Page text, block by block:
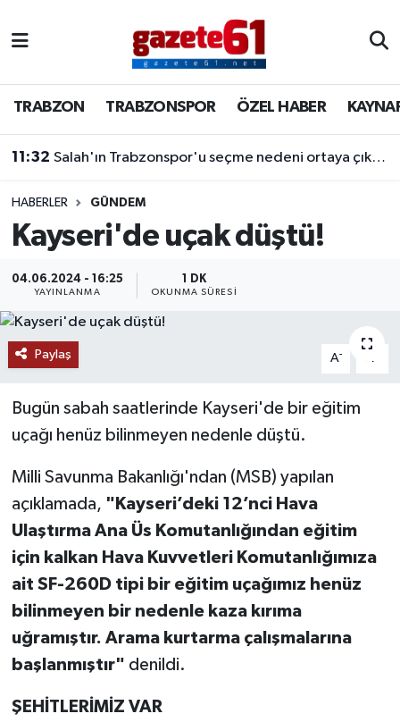
TRABZON TRABZONSPOR ÖZEL HABER
11:32 Salah'ın Trabzonspor'u seçme nedeni ortaya çıktı! Dev teklifleri geri çevirdi
HABERLER GÜNDEM
Kayseri'de uçak düştü!
04.06.2024 - 16:25
YAYINLANMA
1 DK
OKUNMA SÜRESI
Paylaş A- A
Bugün sabah saatlerinde Kayseri'de bir eğitim
uçağı henüz bilinmeyen nedenle düştü.
Milli Savunma Bakanlığı'ndan (MSB) yapılan
açıklamada, "Kayseri’deki 12’nci Hava
Ulaştırma Ana Üs Komutanlığından eğitim
için kalkan Hava Kuvvetleri Komutanlığımıza
ait SF-260D tipi bir eğitim uçağımız henüz
bilinmeyen bir nedenle kaza kırıma
uğramıştır. Arama kurtarma çalışmalarına
başlanmıştır" denildi.
ŞEHİTLERİMİZ VAR
TRABZONSPOR
ÖZEL HABER
KAYNAR KAZAN
SİYASET
GÜNDEM
Trabzon Nöbetçi Eczaneler
Trabzon Hava Durumu
Trabzon Namaz Vakitleri
Trabzon Trafik Yoğunluk Haritası
Süper Lig Puan Durumu ve Fikstür
Tüm Manşetler
Son Dakika Haberleri